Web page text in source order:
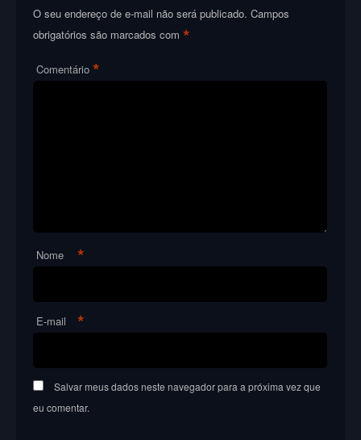
O seu endereço de e-mail não será publicado. Campos
obrigatórios são marcados com*
Comentário *
Nome *
E-mail *
Salvar meus dados neste navegador para a próxima vez que
eu comentar.